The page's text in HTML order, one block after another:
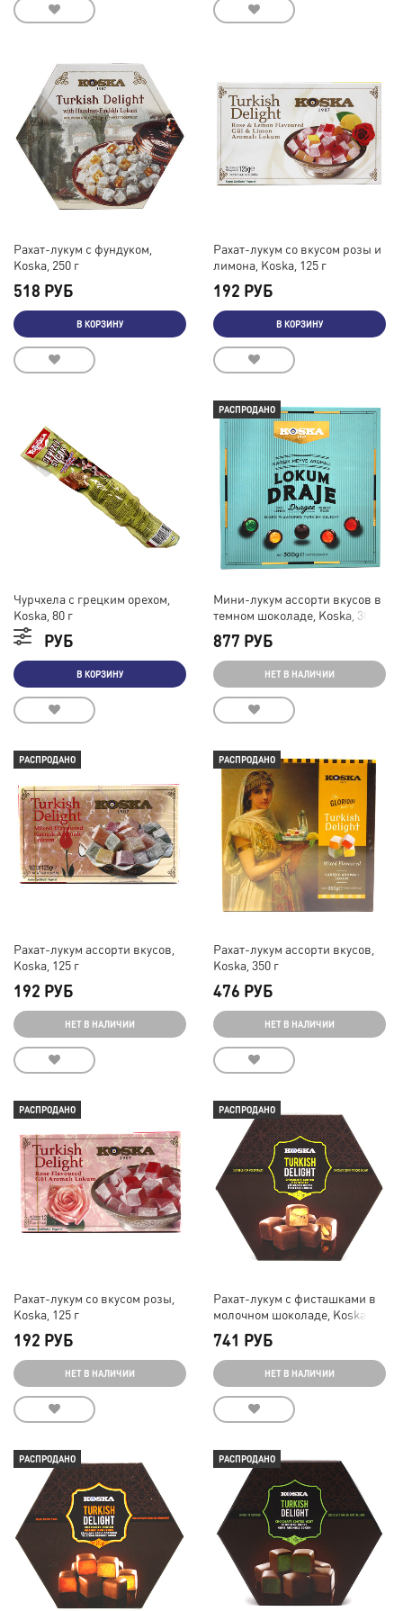
Рахат-лукум с фундуком,
Koska, 250 г
518 РУБ
В КОРЗИНУ
Рахат-лукум со вкусом розы и
лимона, Koska, 125 г
192 РУБ
В КОРЗИНУ
Чурчхела с грецким орехом,
Koska, 80 г
154 РУБ
В КОРЗИНУ
РАСПРОДАНО
Мини-лукум ассорти вкусов в
темном шоколаде, Koska, 300 г
877 РУБ
НЕТ В НАЛИЧИИ
РАСПРОДАНО
Рахат-лукум ассорти вкусов,
Koska, 125 г
192 РУБ
НЕТ В НАЛИЧИИ
РАСПРОДАНО
Рахат-лукум ассорти вкусов,
Koska, 350 г
476 РУБ
НЕТ В НАЛИЧИИ
РАСПРОДАНО
Рахат-лукум со вкусом розы,
Koska, 125 г
192 РУБ
НЕТ В НАЛИЧИИ
РАСПРОДАНО
Рахат-лукум с фисташками в
молочном шоколаде, Koska,
140 г
741 РУБ
НЕТ В НАЛИЧИИ
РАСПРОДАНО РАСПРОДАНО